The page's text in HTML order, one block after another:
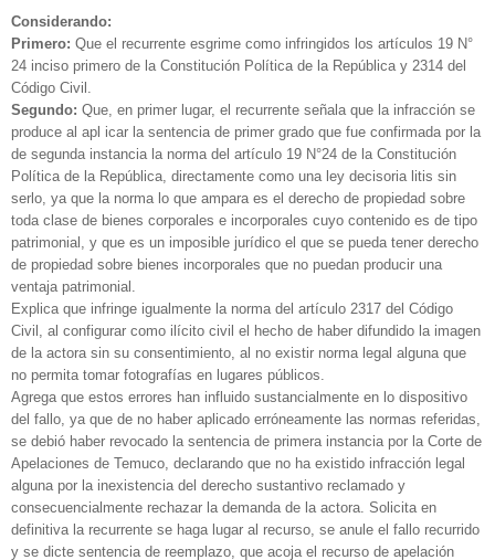
Considerando:
Primero: Que el recurrente esgrime como infringidos los artículos 19 N°
24 inciso primero de la Constitución Política de la República y 2314 del
Código Civil.
Segundo: Que, en primer lugar, el recurrente señala que la infracción se
produce al apl icar la sentencia de primer grado que fue confirmada por la
de segunda instancia la norma del artículo 19 N°24 de la Constitución
Política de la República, directamente como una ley decisoria litis sin
serlo, ya que la norma lo que ampara es el derecho de propiedad sobre
toda clase de bienes corporales e incorporales cuyo contenido es de tipo
patrimonial, y que es un imposible jurídico el que se pueda tener derecho
de propiedad sobre bienes incorporales que no puedan producir una
ventaja patrimonial.
Explica que infringe igualmente la norma del artículo 2317 del Código
Civil, al configurar como ilícito civil el hecho de haber difundido la imagen
de la actora sin su consentimiento, al no existir norma legal alguna que
no permita tomar fotografías en lugares públicos.
Agrega que estos errores han influido sustancialmente en lo dispositivo
del fallo, ya que de no haber aplicado erróneamente las normas referidas,
se debió haber revocado la sentencia de primera instancia por la Corte de
Apelaciones de Temuco, declarando que no ha existido infracción legal
alguna por la inexistencia del derecho sustantivo reclamado y
consecuencialmente rechazar la demanda de la actora. Solicita en
definitiva la recurrente se haga lugar al recurso, se anule el fallo recurrido
y se dicte sentencia de reemplazo, que acoja el recurso de apelación